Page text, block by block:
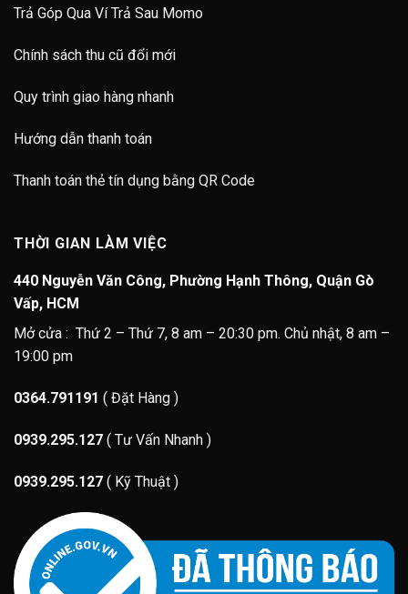
Trả Góp Qua Ví Trả Sau Momo
Chính sách thu cũ đổi mới
Quy trình giao hàng nhanh
Hướng dẫn thanh toán
Thanh toán thẻ tín dụng bằng QR Code
THỜI GIAN LÀM VIỆC
440 Nguyễn Văn Công, Phường Hạnh Thông, Quận Gò
Vấp, HCM
Mở cửa : Thứ 2 – Thứ 7, 8 am – 20:30 pm. Chủ nhật, 8 am –
19:00 pm
0364.791191 ( Đặt Hàng )
0939.295.127 ( Tư Vấn Nhanh )
0939.295.127 ( Kỹ Thuật )